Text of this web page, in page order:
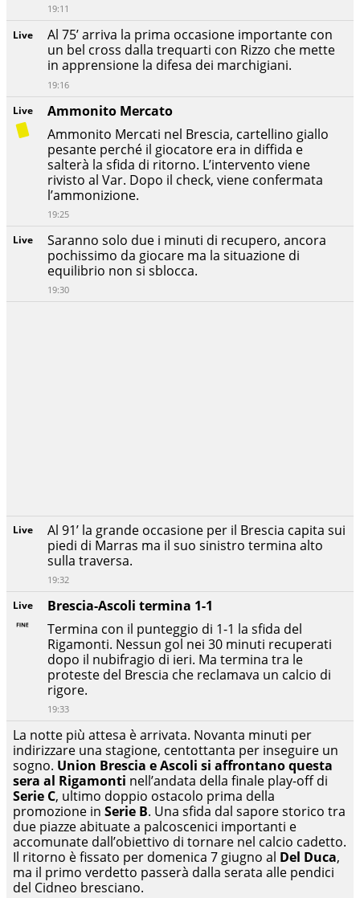
Live
Brescia-Ascoli termina 1-1
Termina con il punteggio di 1-1 la sfida del
Rigamonti. Nessun gol nei 30 minuti recuperati
dopo il nubifragio di ieri. Ma termina tra le
proteste del Brescia che reclamava un calcio di
rigore.
19:33
Live
Al 91’ la grande occasione per il Brescia capita sui
piedi di Marras ma il suo sinistro termina alto
sulla traversa.
19:32
Live
Saranno solo due i minuti di recupero, ancora
pochissimo da giocare ma la situazione di
equilibrio non si sblocca.
19:30
Live
Ammonito Mercato
Ammonito Mercati nel Brescia, cartellino giallo
pesante perché il giocatore era in diffida e
salterà la sfida di ritorno. L’intervento viene
rivisto al Var. Dopo il check, viene confermata
l’ammonizione.
19:25
Live
Al 75’ arriva la prima occasione importante con
un bel cross dalla trequarti con Rizzo che mette
in apprensione la difesa dei marchigiani.
19:16
19:11
La notte più attesa è arrivata. Novanta minuti per
indirizzare una stagione, centottanta per inseguire un
sogno. Union Brescia e Ascoli si affrontano questa
sera al Rigamonti nell’andata della finale play-off di
Serie C, ultimo doppio ostacolo prima della
promozione in Serie B. Una sfida dal sapore storico tra
due piazze abituate a palcoscenici importanti e
accomunate dall’obiettivo di tornare nel calcio cadetto.
Il ritorno è fissato per domenica 7 giugno al Del Duca,
ma il primo verdetto passerà dalla serata alle pendici
del Cidneo bresciano.